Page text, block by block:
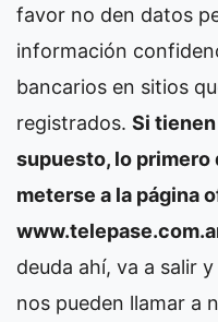
favor no den datos
información
bancarios en sitios
registrados. Si
supuesto, lo primero
meterse a la página
deuda ahí, va a salir
nos pueden llamar a